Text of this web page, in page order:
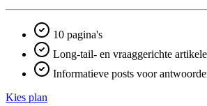
10 pagina's
Long-tail- en vraaggerichte
Informatieve posts voor
Kies plan